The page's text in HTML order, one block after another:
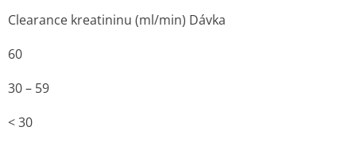
Clearance kreatininu (ml/min) Dávka
60
30 – 59
< 30